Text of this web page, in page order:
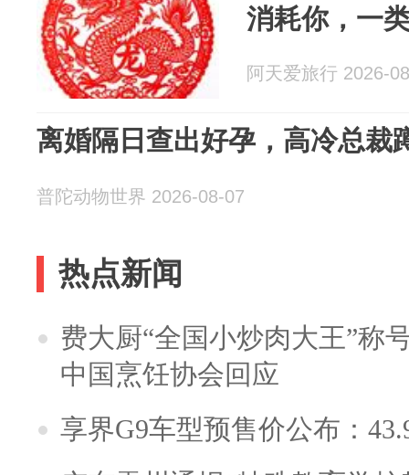
消耗你，一
阿天爱旅行 2026-
离婚隔日查出好孕，高冷总裁
普陀动物世界 2026-08-07
热点新闻
费大厨“全国小炒肉大王”称
中国烹饪协会回应
享界G9车型预售价公布：